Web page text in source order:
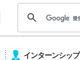
インターンシップ